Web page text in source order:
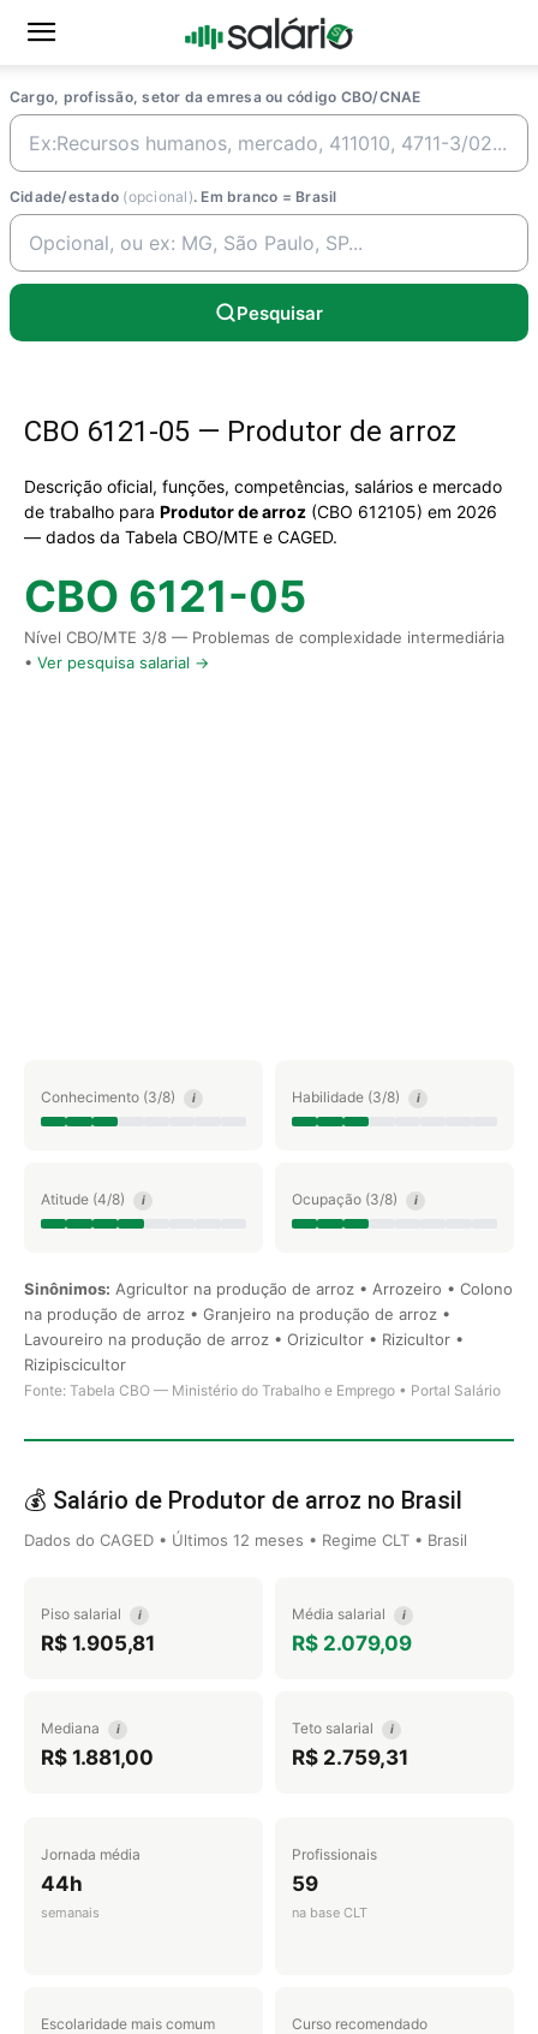
Cargo, profissão, setor da emresa ou código CBO/CNAE
Cidade/estado (opcional). Em branco = Brasil
Pesquisar
CBO 6121-05 — Produtor de arroz
Descrição oficial, funções, competências, salários e mercado
de trabalho para Produtor de arroz (CBO 612105) em 2026
— dados da Tabela CBO/MTE e CAGED.
CBO 6121-05
Nível CBO/MTE 3/8 — Problemas de complexidade intermediária
• Ver pesquisa salarial →
Conhecimento (3/8) i Habilidade (3/8) i
Atitude (4/8) i Ocupação (3/8) i
Sinônimos: Agricultor na produção de arroz • Arrozeiro • Colono
na produção de arroz • Granjeiro na produção de arroz •
Lavoureiro na produção de arroz • Orizicultor • Rizicultor •
Rizipiscicultor
Fonte: Tabela CBO — Ministério do Trabalho e Emprego • Portal Salário
💰 Salário de Produtor de arroz no Brasil
Dados do CAGED • Últimos 12 meses • Regime CLT • Brasil
Piso salarial i
R$ 1.905,81
Média salarial i
R$ 2.079,09
Mediana i
R$ 1.881,00
Teto salarial i
R$ 2.759,31
Jornada média
44h
semanais
Profissionais
59
na base CLT
Escolaridade mais comum Curso recomendado